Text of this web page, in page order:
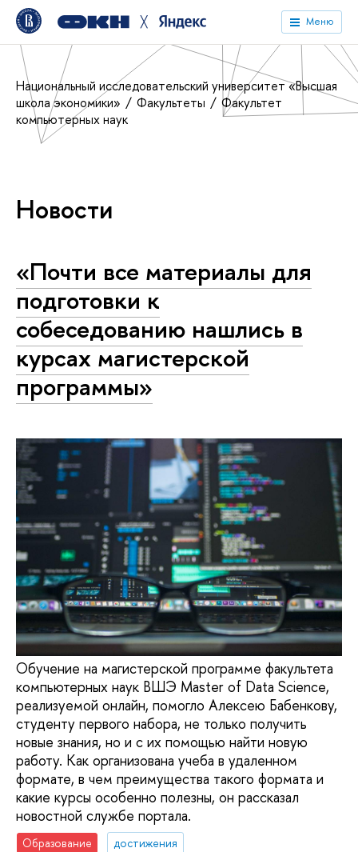
╳ Меню
Национальный исследовательский университет «Высшая
школа экономики»
Факультеты
Факультет
компьютерных наук
Новости
«Почти все материалы для
подготовки к
собеседованию нашлись в
курсах магистерской
программы»
Обучение на магистерской программе факультета
компьютерных наук ВШЭ Master of Data Science,
реализуемой онлайн, помогло Алексею Бабенкову,
студенту первого набора, не только получить
новые знания, но и с их помощью найти новую
работу. Как организована учеба в удаленном
формате, в чем преимущества такого формата и
какие курсы особенно полезны, он рассказал
новостной службе портала.
Образование
достижения